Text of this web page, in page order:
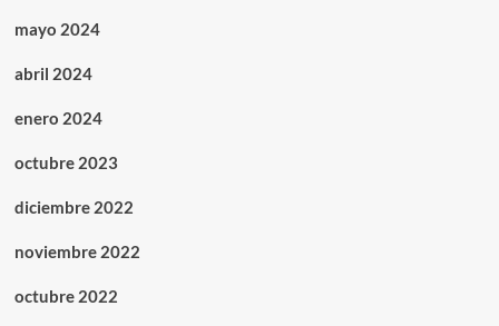
mayo 2024
abril 2024
enero 2024
octubre 2023
diciembre 2022
noviembre 2022
octubre 2022